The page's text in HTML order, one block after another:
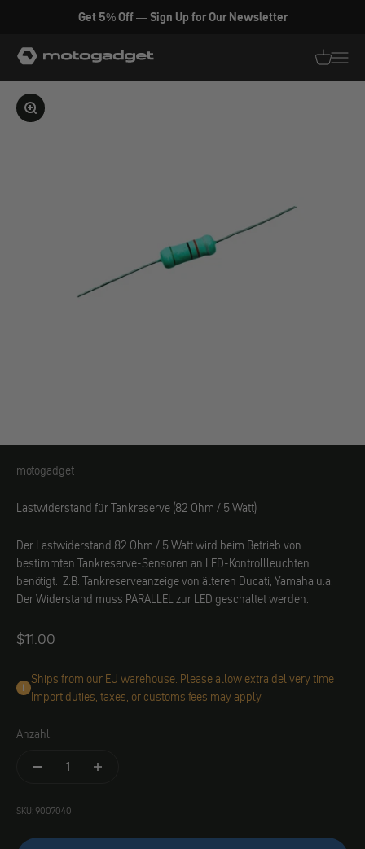
Zum Inhalt springen
Get 5% Off — Sign Up for Our Newsletter
motogadget GmbH
Bild vergrößern
motogadget
motogadget
Lastwiderstand für Tankreserve (82 Ohm / 5 Watt)
Der Lastwiderstand 82 Ohm / 5 Watt wird beim Betrieb von
bestimmten Tankreserve-Sensoren an LED-Kontrollleuchten
benötigt. Z.B. Tankreserveanzeige von älteren Ducati, Yamaha u.a.
Der Widerstand muss PARALLEL zur LED geschaltet werden.
Angebot
$11.00
Ships from our EU warehouse. Please allow extra delivery time
Import duties, taxes, or customs fees may apply.
Anzahl:
SKU: 9007040